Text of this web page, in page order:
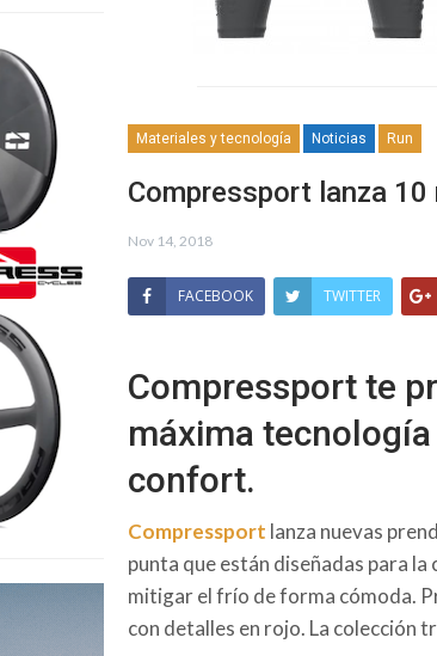
Materiales y tecnología Noticias Run
Compressport lanza 10
Nov 14, 2018
FACEBOOK TWITTER
Compressport te
máxima
confort.
Compressport lanza nuevas
punta que están diseñadas para
mitigar el frío de forma cómoda.
con detalles en rojo. La colección